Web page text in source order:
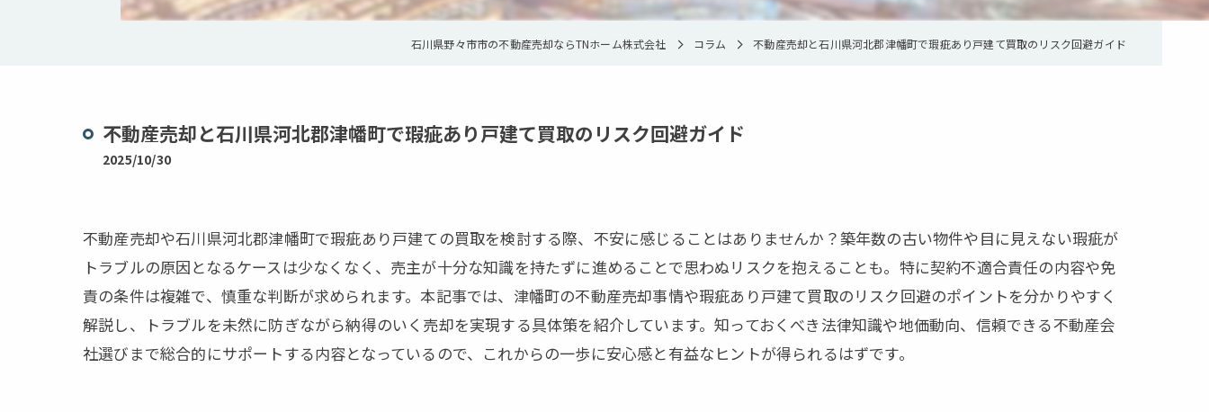
石川県野々市市の不動産売却ならTNホーム株式会社 コラム 不動産売却と石川県河北郡津幡町で瑕疵あり戸建て買取のリスク回避ガイド
不動産売却と石川県河北郡津幡町で瑕疵あり戸建て買取のリスク回避ガイド
2025/10/30
不動産売却や石川県河北郡津幡町で瑕疵あり戸建ての買取を検討する際、不安に感じることはありませんか？築年数の古い物件や目に見えない瑕疵が
トラブルの原因となるケースは少なくなく、売主が十分な知識を持たずに進めることで思わぬリスクを抱えることも。特に契約不適合責任の内容や免
責の条件は複雑で、慎重な判断が求められます。本記事では、津幡町の不動産売却事情や瑕疵あり戸建て買取のリスク回避のポイントを分かりやすく
解説し、トラブルを未然に防ぎながら納得のいく売却を実現する具体策を紹介しています。知っておくべき法律知識や地価動向、信頼できる不動産会
社選びまで総合的にサポートする内容となっているので、これからの一歩に安心感と有益なヒントが得られるはずです。